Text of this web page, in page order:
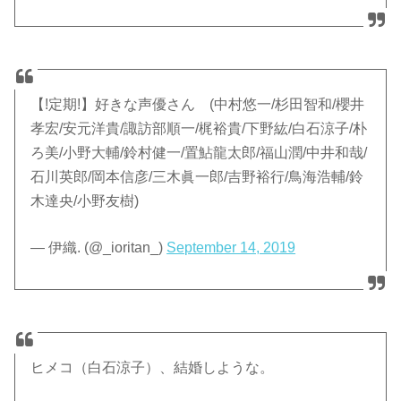
【!定期!】好きな声優さん (中村悠一/杉田智和/櫻井
孝宏/安元洋貴/諏訪部順一/梶裕貴/下野紘/白石涼子/朴
ろ美/小野大輔/鈴村健一/置鮎龍太郎/福山潤/中井和哉/
石川英郎/岡本信彦/三木眞一郎/吉野裕行/鳥海浩輔/鈴
木達央/小野友樹)
— 伊織. (@_ioritan_) September 14, 2019
ヒメコ（白石涼子）、結婚しような。